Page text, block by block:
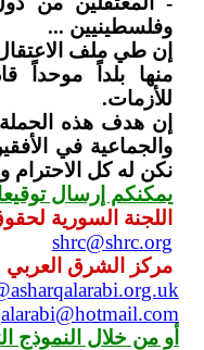
وفلسطينيين ...
إن طي ملف
منها بلداً موحداً
للأزمات.
إن هدف هذه
والجماعية في
نكن له كل الاحترام
يمكنكم إرسال
اللجنة السورية
shrc@shrc.org
مركز الشرق العربي
أو من خلال النموذج